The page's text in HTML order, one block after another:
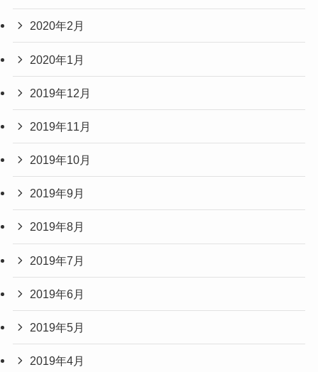
2020年2月
2020年1月
2019年12月
2019年11月
2019年10月
2019年9月
2019年8月
2019年7月
2019年6月
2019年5月
2019年4月